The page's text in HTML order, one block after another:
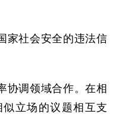
社会安全的违法信
调领域合作。在相
立场的议题相互支